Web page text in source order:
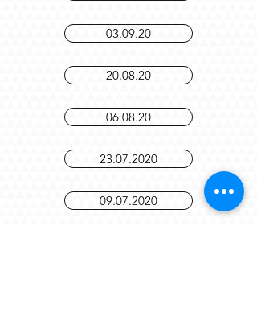
17.09.20
03.09.20
20.08.20
06.08.20
23.07.2020